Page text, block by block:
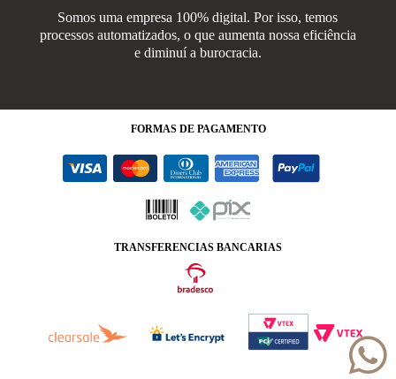
Somos uma empresa 100% digital. Por isso, temos
processos automatizados, o que aumenta nossa eficiência
e diminuí a burocracia.
FORMAS DE PAGAMENTO
TRANSFERENCIAS BANCARIAS